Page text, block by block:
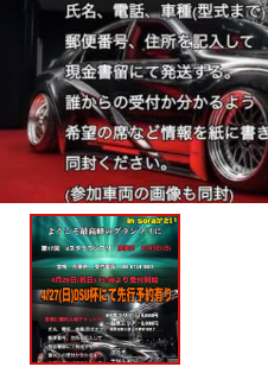
新規会員登録
ログイン